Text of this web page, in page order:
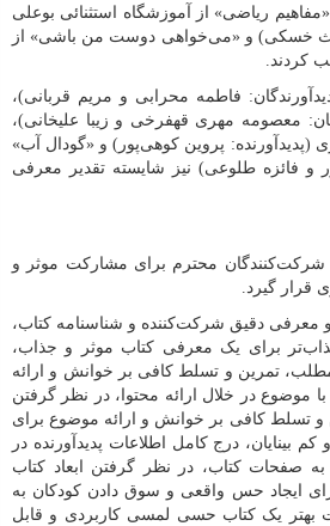
مریم اسدی)، «مفاهیم ریاضی» از آموزشگاه استثنائی بوعلی
خسکی) و «می‌خواهی دوست من باشی» از
کردند.
فاطمه محرابی و مریم قربانی)،
معصومه مهری قهفرخی و زیبا علیخانی)،
چهارمحال و بختیاری (پدیدآورنده: پروین کوهی‌پور) و «گودال آب»
و فائزه طلوعی) نیز شایسته تقدیر معرفی
شرکت‌کنندگان محترم برای مشارکت موثر و
قرار گیرد.
معرفی دقیق شرکت‌کننده و شناسنامه کتاب،
جذاب‌تر برای یک معرفی کتاب موثر و جذاب،
تمرین و تسلط کافی بر خوانش و ارائه
در خلال ارائه محتوا، در نظر گرفتن
تسلط کافی بر خوانش و ارائه موضوع برای
بینایان، درج کامل اطلاعات پدیدآورنده در
صفحات کتاب، در نظر گرفتن ابعاد کتاب
ایجاد حس واقعی و سوق دادن کودکان به
بهتر یک کتاب حسی لمسی کاربردی و قابل